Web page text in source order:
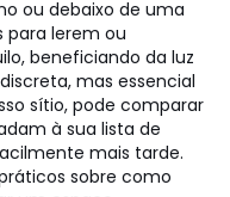
ou debaixo de uma
para lerem ou
beneficiando da luz
mas essencial
sítio, pode comparar
à sua lista de
mais tarde.
sobre como